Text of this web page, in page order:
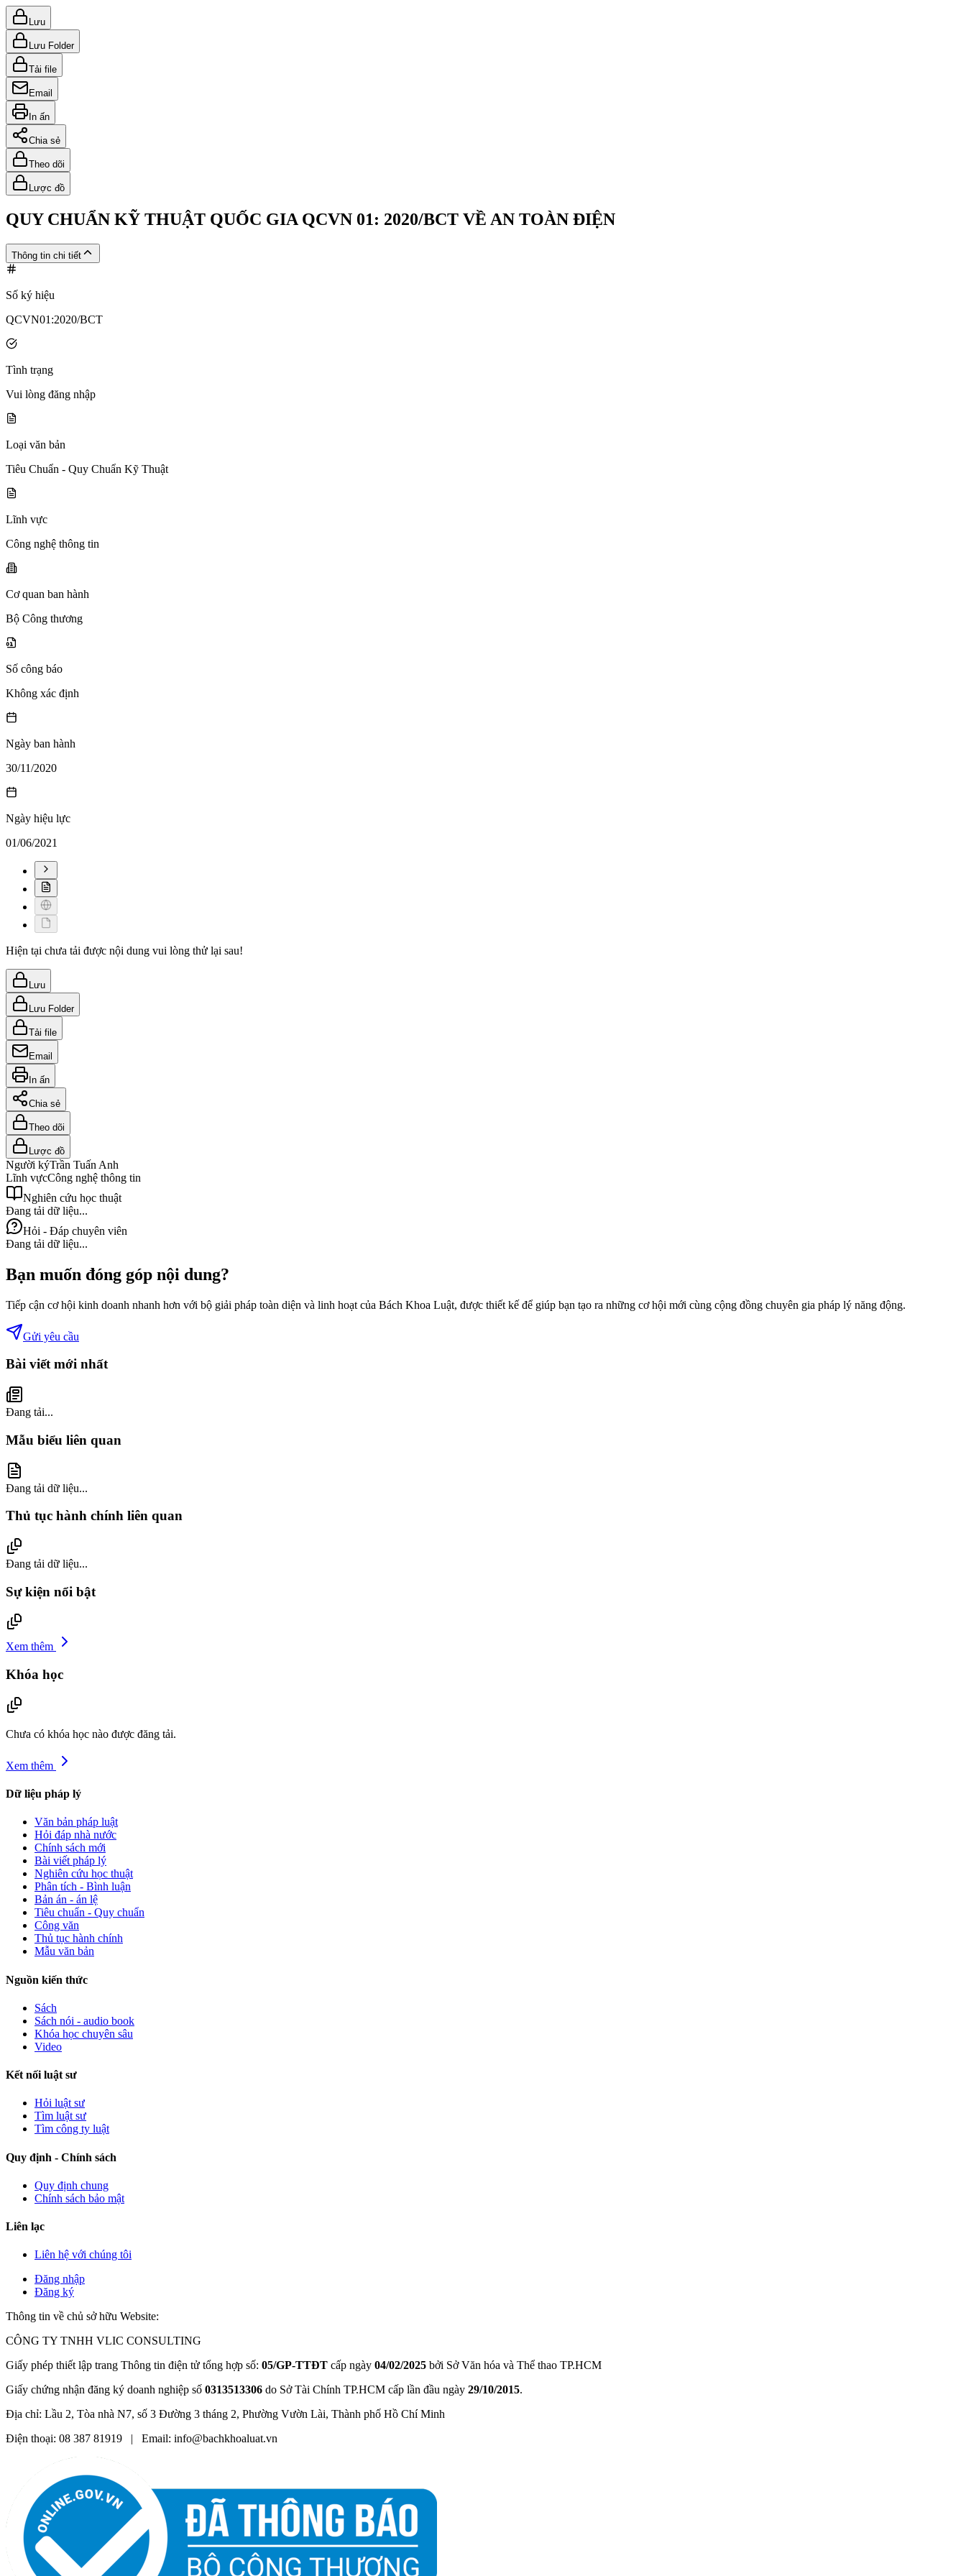
Lưu
Lưu Folder
Tải file
Email
In ấn
Chia sẻ
Theo dõi
Lược đồ
QUY CHUẨN KỸ THUẬT QUỐC GIA QCVN 01: 2020/BCT VỀ AN TOÀN ĐIỆN
Thông tin chi tiết
Số ký hiệu
QCVN01:2020/BCT
Tình trạng
Vui lòng đăng nhập
Loại văn bản
Tiêu Chuẩn - Quy Chuẩn Kỹ Thuật
Lĩnh vực
Công nghệ thông tin
Cơ quan ban hành
Bộ Công thương
Số công báo
Không xác định
Ngày ban hành
30/11/2020
Ngày hiệu lực
01/06/2021
Hiện tại chưa tải được nội dung vui lòng thử lại sau!
Lưu
Lưu Folder
Tải file
Email
In ấn
Chia sẻ
Theo dõi
Lược đồ
Người kýTrần Tuấn Anh
Lĩnh vựcCông nghệ thông tin
Nghiên cứu học thuật
Đang tải dữ liệu...
Hỏi - Đáp chuyên viên
Đang tải dữ liệu...
Bạn muốn đóng góp nội dung?
Tiếp cận cơ hội kinh doanh nhanh hơn với bộ giải pháp toàn diện và linh hoạt của Bách Khoa Luật, được thiết kế để giúp bạn tạo ra những cơ hội mới cùng cộng đồng chuyên gia pháp lý năng động.
Gửi yêu cầu
Bài viết mới nhất
Đang tải...
Mẫu biểu liên quan
Đang tải dữ liệu...
Thủ tục hành chính liên quan
Đang tải dữ liệu...
Sự kiện nổi bật
Xem thêm
Khóa học
Chưa có khóa học nào được đăng tải.
Xem thêm
Dữ liệu pháp lý
Văn bản pháp luật
Hỏi đáp nhà nước
Chính sách mới
Bài viết pháp lý
Nghiên cứu học thuật
Phân tích - Bình luận
Bản án - án lệ
Tiêu chuẩn - Quy chuẩn
Công văn
Thủ tục hành chính
Mẫu văn bản
Nguồn kiến thức
Sách
Sách nói - audio book
Khóa học chuyên sâu
Video
Kết nối luật sư
Hỏi luật sư
Tìm luật sư
Tìm công ty luật
Quy định - Chính sách
Quy định chung
Chính sách bảo mật
Liên lạc
Liên hệ với chúng tôi
Đăng nhập
Đăng ký
Thông tin về chủ sở hữu Website:
CÔNG TY TNHH VLIC CONSULTING
Giấy phép thiết lập trang Thông tin điện tử tổng hợp số: 05/GP-TTĐT cấp ngày 04/02/2025 bởi Sở Văn hóa và Thể thao TP.HCM
Giấy chứng nhận đăng ký doanh nghiệp số 0313513306 do Sở Tài Chính TP.HCM cấp lần đầu ngày 29/10/2015.
Địa chỉ: Lầu 2, Tòa nhà N7, số 3 Đường 3 tháng 2, Phường Vườn Lài, Thành phố Hồ Chí Minh
Điện thoại: 08 387 81919 | Email: info@bachkhoaluat.vn